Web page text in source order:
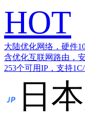
HOT
大陆优化网络，硬件
含优化互联网路由，
253个可用IP，支持
日